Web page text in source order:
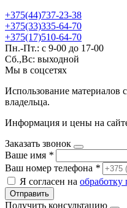
+375(44)737-23-38
+375(33)335-64-70
+375(17)510-64-70
Пн.-Пт.: с 9-00 до 17-00
Сб.,Вс: выходной
Мы в соцсетях
Использование материалов
владельца.
Информация и цены на
Заказать звонок
Ваше имя *
Ваш номер телефона *
Я согласен на
Отправить
Получить консультацию